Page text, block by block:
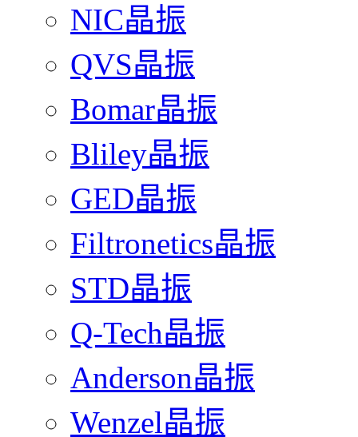
NIC晶振
QVS晶振
Bomar晶振
Bliley晶振
GED晶振
Filtronetics晶振
STD晶振
Q-Tech晶振
Anderson晶振
Wenzel晶振